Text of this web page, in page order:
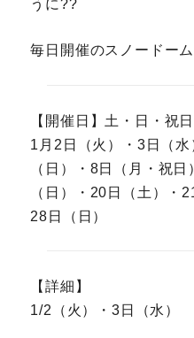
うに??
毎日開催のスノードー
【開催日】土・日・祝
1月2日（火）・3日（水
（日）・8日（月・祝
（日）・20日（土）・
28日（日）
【詳細】
1/2（火）・3日（水）